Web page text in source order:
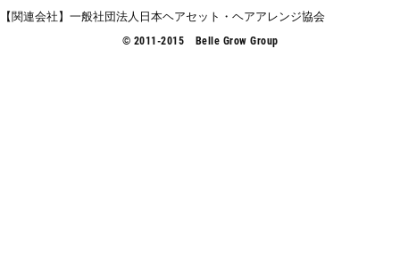
【関連会社】一般社団法人日本ヘアセット・ヘアアレンジ協会
© 2011-2015 Belle Grow Group